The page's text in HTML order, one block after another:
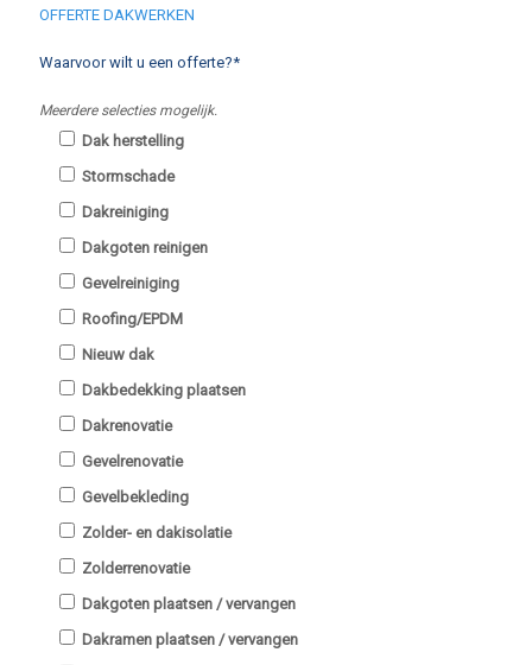
OFFERTE DAKWERKEN
Waarvoor wilt u een offerte?*
Meerdere selecties mogelijk.
Dak herstelling
Stormschade
Dakreiniging
Dakgoten reinigen
Gevelreiniging
Roofing/EPDM
Nieuw dak
Dakbedekking plaatsen
Dakrenovatie
Gevelrenovatie
Gevelbekleding
Zolder- en dakisolatie
Zolderrenovatie
Dakgoten plaatsen / vervangen
Dakramen plaatsen / vervangen